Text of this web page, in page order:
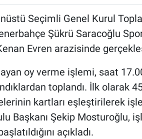
Seçimli Genel Kurul
Şükrü Saracoğlu
Evren arazisinde
oy verme işlemi, saat
toplandı. İlk olarak
kartları eşleştirilerek
Başkanı Şekip Mosturoğlu,
açıkladı.